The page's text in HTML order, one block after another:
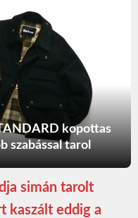
kopottas
szabással tarol
simán tarolt
kaszált eddig a